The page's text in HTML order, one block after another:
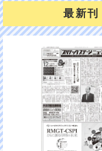
最新刊